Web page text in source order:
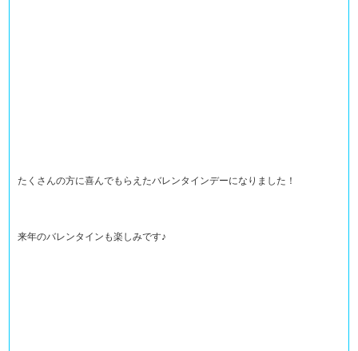
たくさんの方に喜んでもらえたバレンタインデーになりました！
来年のバレンタインも楽しみです♪